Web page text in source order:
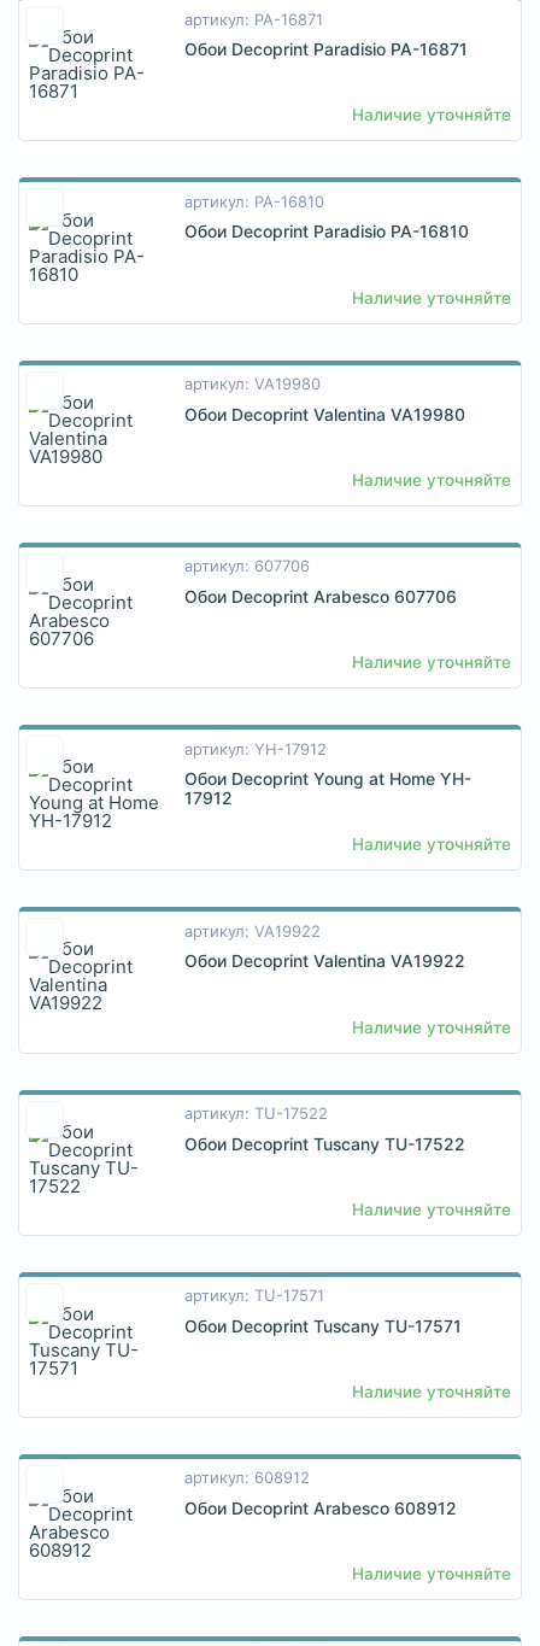
артикул: PA-16871
Обои Decoprint Paradisio PA-16871
Наличие уточняйте
артикул: PA-16810
Обои Decoprint Paradisio PA-16810
Наличие уточняйте
артикул: VA19980
Обои Decoprint Valentina VA19980
Наличие уточняйте
артикул: 607706
Обои Decoprint Arabesco 607706
Наличие уточняйте
артикул: YH-17912
Обои Decoprint Young at Home YH-
17912
Наличие уточняйте
артикул: VA19922
Обои Decoprint Valentina VA19922
Наличие уточняйте
артикул: TU-17522
Обои Decoprint Tuscany TU-17522
Наличие уточняйте
артикул: TU-17571
Обои Decoprint Tuscany TU-17571
Наличие уточняйте
артикул: 608912
Обои Decoprint Arabesco 608912
Наличие уточняйте